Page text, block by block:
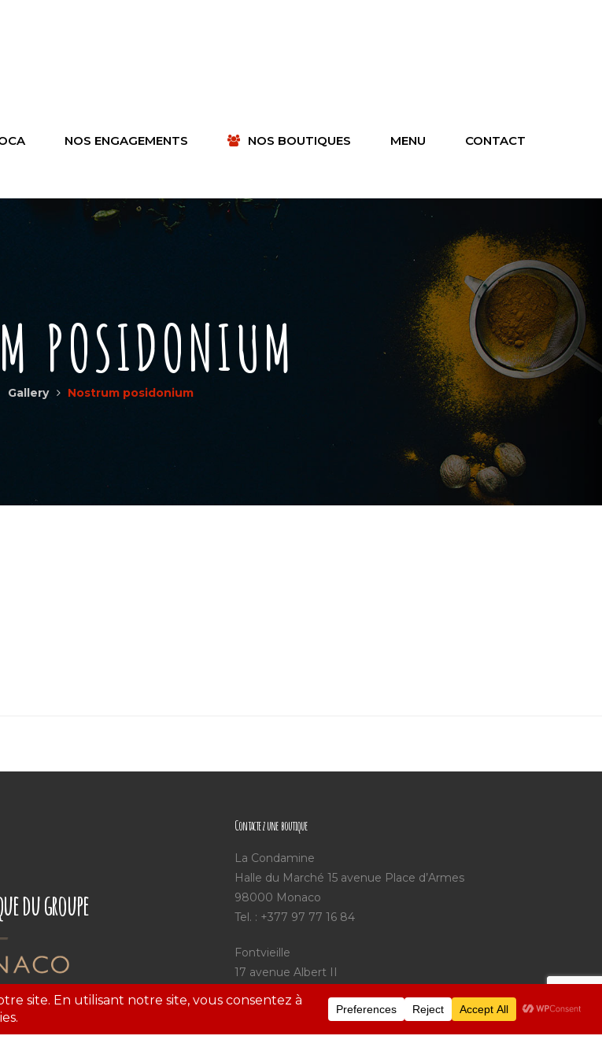
NOS ENGAGEMENTS NOS BOUTIQUES MENU CONTACT
POSIDONIUM
Gallery Nostrum posidonium
du groupe
Contactez une boutique
La Condamine
Halle du Marché 15 avenue Place d’Armes
98000 Monaco
Tel. : +377 97 77 16 84
Fontvieille
17 avenue Albert II
98000 Monaco
Tel. : +377 92 05 75 25